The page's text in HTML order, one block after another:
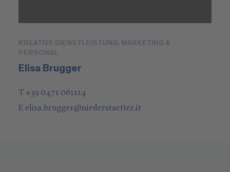
KREATIVE DIENSTLEISTUNG: MARKETING &
PERSONAL
Elisa Brugger
T +39 0471 061114
E elisa.brugger@niederstaetter.it